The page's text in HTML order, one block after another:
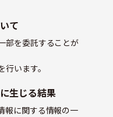
て
部を委託することが
います。
生じる結果
報に関する情報の一